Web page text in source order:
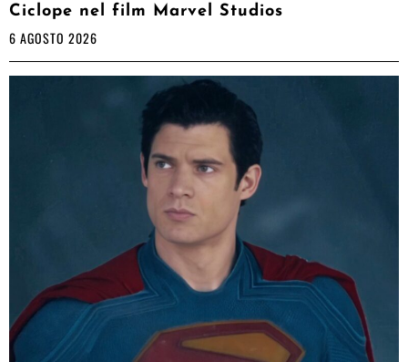
Ciclope nel film Marvel Studios
6 AGOSTO 2026